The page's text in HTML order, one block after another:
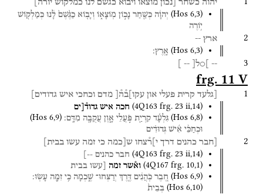
יהוה כשחר [נכון מוצאו ויבוא כגשם לנו כמלקוש יורה]
(Hos 6,3) יְהוָ֔ה כְּשַׁ֖חַר נָכ֣וֹן מֽוֹצָא֑וֹ וְיָב֤וֹא כַגֶּ֙שֶׁם֙ לָ֔נוּ כְּמַלְק֖וֹשׁ
י֥וֹרֶה
2 ארץ --
(Hos 6,3) אָֽרֶץ׃
3
-- ]○ל[ --
frg. 11 V
1 [גלעד קרית פעלי און עקו]ב֯ה֯[ מדם וכחכי איש גדודים]
(4Q163 frg. 23 ii,14) חכה איש גדוד֯[ים
(Hos 6,8) גִּלְעָ֕ד קִרְיַ֖ת פֹּ֣עֲלֵי אָ֑וֶן עֲקֻבָּ֖ה מִדָּֽם׃ (Hos 6,9)
וּכְחַכֵּ֨י אִ֜ישׁ גְּדוּדִ֗ים
2 [חבר כהנים דרך י]ר֯צחו ש[כמה כי זמה עשו בבית]
(4Q163 frg. 23 ii,14) חבר כהנים --]
(4Q167 frg. 10,1) וא֯שר זמה [עשו בבית
(Hos 6,9) חֶ֚בֶר כֹּֽהֲנִ֔ים דֶּ֖רֶךְ יְרַצְּחוּ־ שֶׁ֑כְמָה כִּ֥י זִמָּ֖ה עָשֽׂוּ׃
(Hos 6,10) בְּבֵית֙